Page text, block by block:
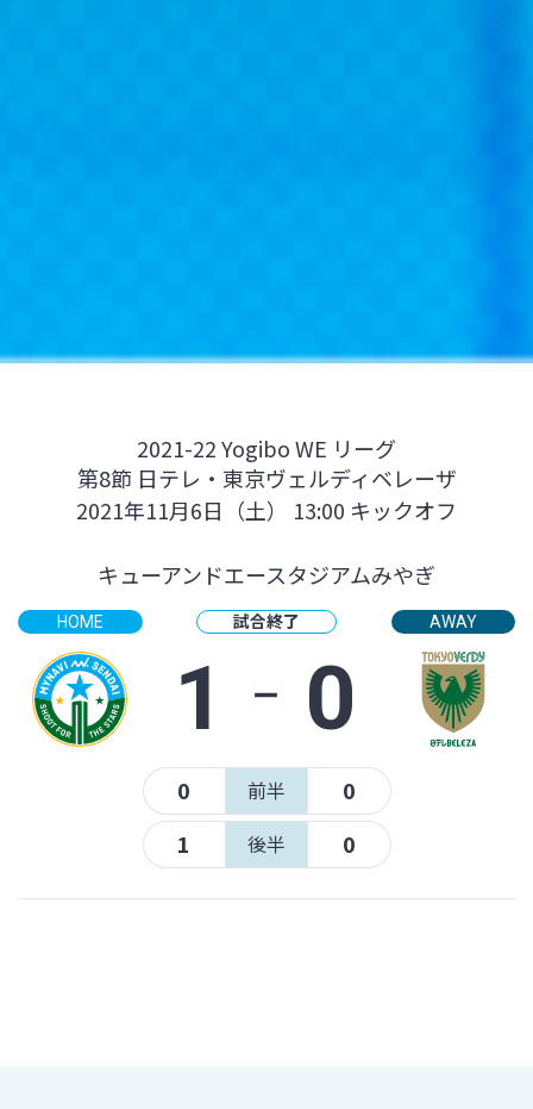
2021-22 Yogibo WE リーグ
第8節 日テレ・東京ヴェルディベレーザ
2021年11月6日（土） 13:00 キックオフ
キューアンドエースタジアムみやぎ
HOME 試合終了
1 ‐ 0
0 前半
0
1
後半 0
AWAY